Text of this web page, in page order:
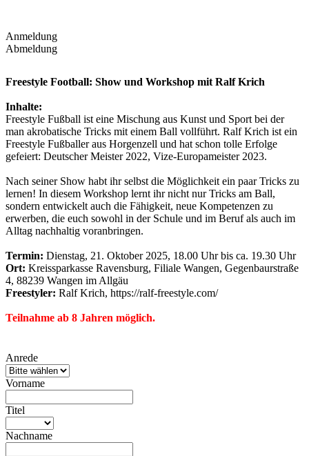
Anmeldung
Abmeldung
Freestyle Football: Show und Workshop mit Ralf Krich
Inhalte:
Freestyle Fußball ist eine Mischung aus Kunst und Sport bei der
man akrobatische Tricks mit einem Ball vollführt. Ralf Krich ist ein
Freestyle Fußballer aus Horgenzell und hat schon tolle Erfolge
gefeiert: Deutscher Meister 2022, Vize-Europameister 2023.
Nach seiner Show habt ihr selbst die Möglichkeit ein paar Tricks zu
lernen! In diesem Workshop lernt ihr nicht nur Tricks am Ball,
sondern entwickelt auch die Fähigkeit, neue Kompetenzen zu
erwerben, die euch sowohl in der Schule und im Beruf als auch im
Alltag nachhaltig voranbringen.
Termin: Dienstag, 21. Oktober 2025, 18.00 Uhr bis ca. 19.30 Uhr
Ort: Kreissparkasse Ravensburg, Filiale Wangen, Gegenbaurstraße
4, 88239 Wangen im Allgäu
Freestyler: Ralf Krich, https://ralf-freestyle.com/
Teilnahme ab 8 Jahren möglich.
Anrede
Vorname
Titel
Nachname